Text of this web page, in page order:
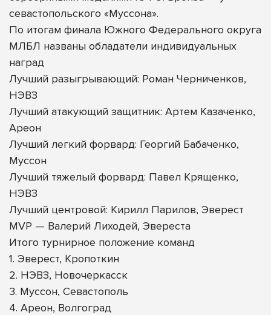
севастопольского «Муссона».
По итогам финала Южного Федерального округа
МЛБЛ названы обладатели индивидуальных
наград
Лучший разыгрывающий: Роман Черниченков,
НЭВЗ
Лучший атакующий защитник: Артем Казаченко,
Ареон
Лучший легкий форвард: Георгий Бабаченко,
Муссон
Лучший тяжелый форвард: Павел Крященко,
НЭВЗ
Лучший центровой: Кирилл Парилов, Эверест
MVP — Валерий Лиходей, Эвереста
Итого турнирное положение команд
1. Эверест, Кропоткин
2. НЭВЗ, Новочеркасск
3. Муссон, Севастополь
4. Ареон, Волгоград